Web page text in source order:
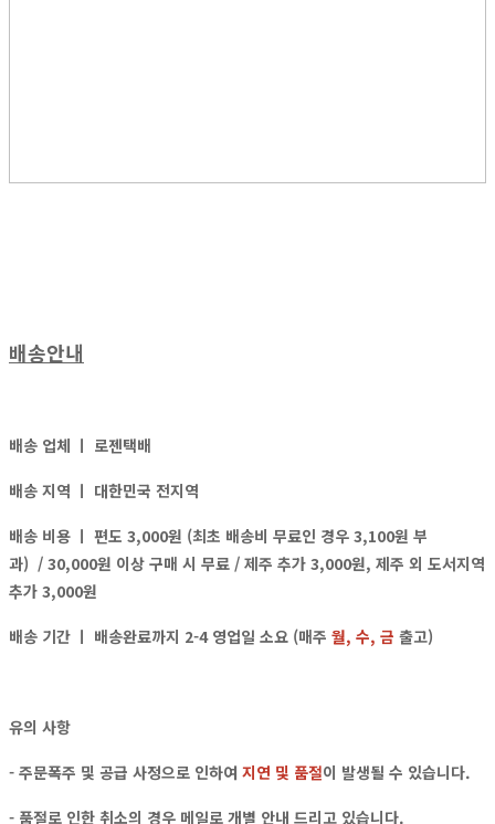
배송안내
배송 업체 ㅣ 로젠택배
배송 지역 ㅣ 대한민국 전지역
배송 비용 ㅣ 편도 3,000원 (최초 배송비 무료인 경우 3,100원 부
과) / 30,000원 이상 구매 시 무료 / 제주 추가 3,000원, 제주 외 도서지역
추가 3,000원
배송 기간 ㅣ 배송완료까지 2-4 영업일 소요 (매주 월, 수, 금 출고)
유의 사항
- 주문폭주 및 공급 사정으로 인하여 지연 및 품절이 발생될 수 있습니다.
- 품절로 인한 취소의 경우 메일로 개별 안내 드리고 있습니다.